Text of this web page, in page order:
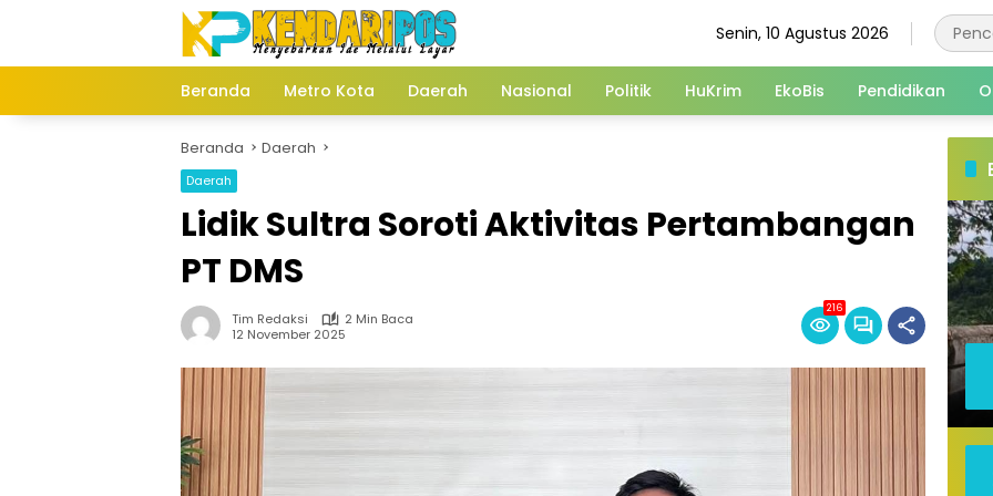
Senin, 10 Agustus 2026
Beranda Metro Kota Daerah Nasional Politik HuKrim EkoBis Pendidikan
Beranda Daerah
Daerah
Lidik Sultra Soroti Aktivitas Pertambangan
PT DMS
Tim Redaksi
2 Min Baca
12 November 2025
216